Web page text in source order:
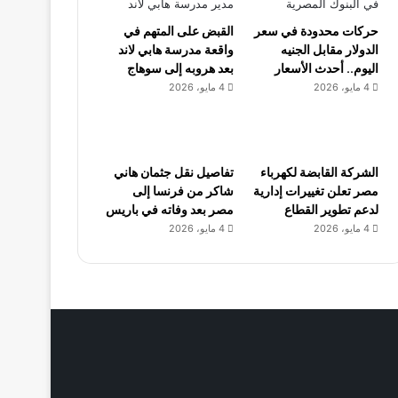
حركات محدودة في سعر
الدولار مقابل الجنيه
اليوم.. أحدث الأسعار
4 مايو، 2026
القبض على المتهم في
واقعة مدرسة هابي لاند
بعد هروبه إلى سوهاج
4 مايو، 2026
الشركة القابضة لكهرباء
مصر تعلن تغييرات إدارية
لدعم تطوير القطاع
4 مايو، 2026
تفاصيل نقل جثمان هاني
شاكر من فرنسا إلى
مصر بعد وفاته في باريس
4 مايو، 2026